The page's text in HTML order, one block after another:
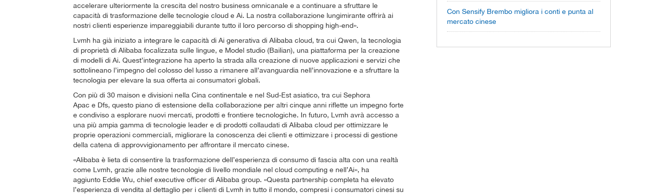
accelerare ulteriormente la crescita del nostro business omnicanale e a continuare a sfruttare le
capacità di trasformazione delle tecnologie cloud e Ai. La nostra collaborazione lungimirante offrirà ai
nostri clienti esperienze impareggiabili durante tutto il loro percorso di shopping high-end».
Lvmh ha già iniziato a integrare le capacità di Ai generativa di Alibaba cloud, tra cui Qwen, la tecnologia
di proprietà di Alibaba focalizzata sulle lingue, e Model studio (Bailian), una piattaforma per la creazione
di modelli di Ai. Quest’integrazione ha aperto la strada alla creazione di nuove applicazioni e servizi che
sottolineano l’impegno del colosso del lusso a rimanere all’avanguardia nell’innovazione e a sfruttare la
tecnologia per elevare la sua offerta ai consumatori globali.
Con più di 30 maison e divisioni nella Cina continentale e nel Sud-Est asiatico, tra cui Sephora
Apac e Dfs, questo piano di estensione della collaborazione per altri cinque anni riflette un impegno forte
e condiviso a esplorare nuovi mercati, prodotti e frontiere tecnologiche. In futuro, Lvmh avrà accesso a
una più ampia gamma di tecnologie leader e di prodotti collaudati di Alibaba cloud per ottimizzare le
proprie operazioni commerciali, migliorare la conoscenza dei clienti e ottimizzare i processi di gestione
della catena di approvvigionamento per affrontare il mercato cinese.
«Alibaba è lieta di consentire la trasformazione dell’esperienza di consumo di fascia alta con una realtà
come Lvmh, grazie alle nostre tecnologie di livello mondiale nel cloud computing e nell’Ai», ha
aggiunto Eddie Wu, chief executive officer di Alibaba group. «Questa partnership completa ha elevato
l’esperienza di vendita al dettaglio per i clienti di Lvmh in tutto il mondo, compresi i consumatori cinesi su
Con Sensify Brembo migliora i conti e punta al
mercato cinese